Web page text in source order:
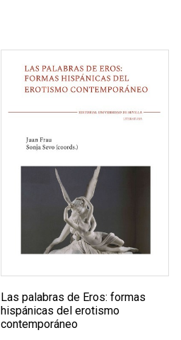
Las palabras de Eros: formas
hispánicas del erotismo
contemporáneo